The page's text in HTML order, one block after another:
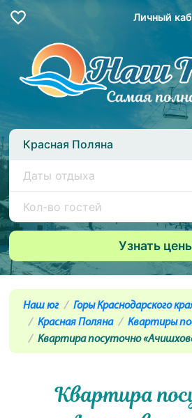
Личный
Красная Поляна
Наш юг
Горы Краснодарского
Красная Поляна
Квартиры
Квартира посуточно
Квартира